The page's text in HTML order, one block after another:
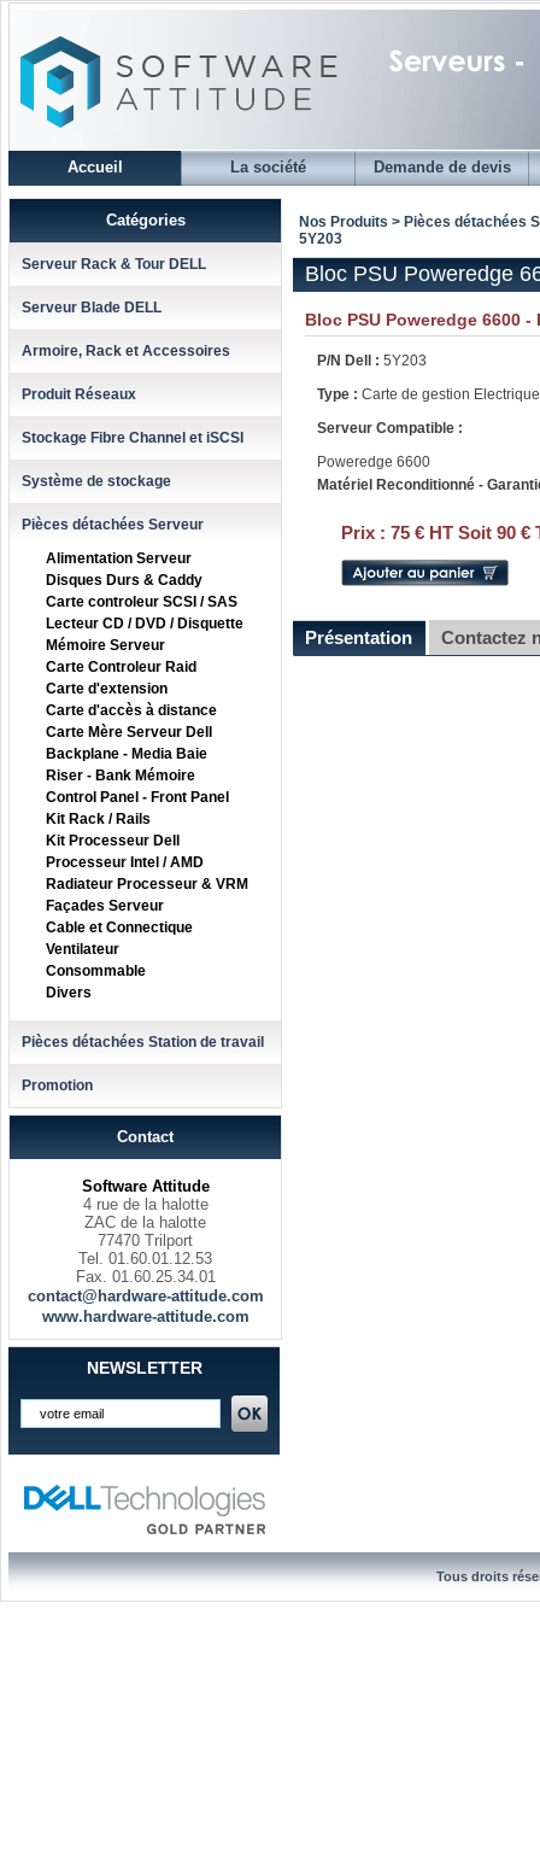
Accueil La société Demande de devis
Catégories
Serveur Rack & Tour DELL
Serveur Blade DELL
Armoire, Rack et Accessoires
Produit Réseaux
Stockage Fibre Channel et iSCSI
Système de stockage
Pièces détachées Serveur
Alimentation Serveur
Disques Durs & Caddy
Carte controleur SCSI / SAS
Lecteur CD / DVD / Disquette
Mémoire Serveur
Carte Controleur Raid
Carte d'extension
Carte d'accès à distance
Carte Mère Serveur Dell
Backplane - Media Baie
Riser - Bank Mémoire
Control Panel - Front Panel
Kit Rack / Rails
Kit Processeur Dell
Processeur Intel / AMD
Radiateur Processeur & VRM
Façades Serveur
Cable et Connectique
Ventilateur
Consommable
Divers
Pièces détachées Station de travail
Promotion
Contact
Software Attitude
4 rue de la halotte
ZAC de la halotte
77470 Trilport
Tel. 01.60.01.12.53
Fax. 01.60.25.34.01
contact@hardware-attitude.com
www.hardware-attitude.com
NEWSLETTER
Nos Produits > Pièces détachées
5Y203
Bloc PSU Poweredge
Bloc PSU Poweredge 6600 -
P/N Dell : 5Y203
Type : Carte de gestion
Serveur Compatible :
Poweredge 6600
Matériel Reconditionné -
Prix : 75 € HT Soit 90 €
Présentation Contactez
Tous droits